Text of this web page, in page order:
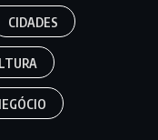
CIDADES